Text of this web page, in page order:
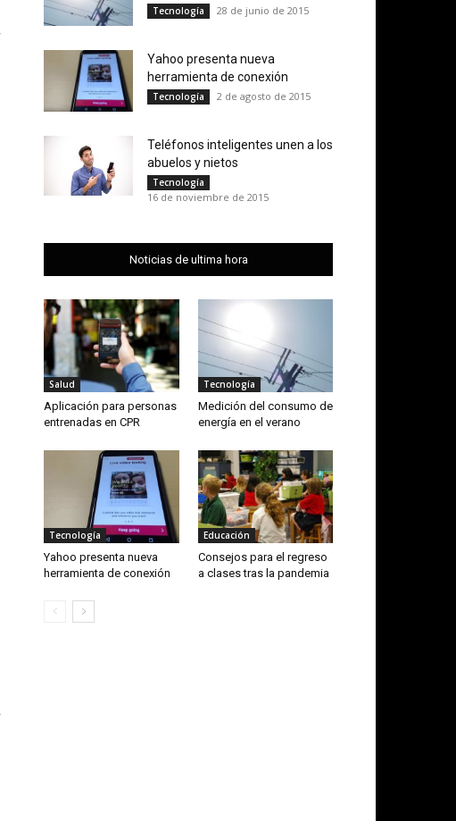
Tecnología 28 de junio de 2015
Yahoo presenta nueva
herramienta de conexión
Tecnología 2 de agosto de 2015
Teléfonos inteligentes unen a los
abuelos y nietos
Tecnología
16 de noviembre de 2015
Noticias de ultima hora
Salud
Aplicación para personas
entrenadas en CPR
Tecnología
Medición del consumo de
energía en el verano
Tecnología
Yahoo presenta nueva
herramienta de conexión
Educación
Consejos para el regreso
a clases tras la pandemia